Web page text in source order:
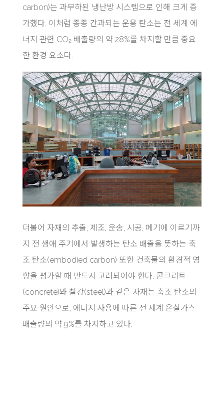
carbon)는 과부하된 냉난방 시스템으로 인해 크게 증
가했다. 이처럼 종종 간과되는 운용 탄소는 전 세계 에
너지 관련 CO₂ 배출량의 약 28%를 차지할 만큼 중요
한 환경 요소다.
더불어 자재의 추출, 제조, 운송, 시공, 폐기에 이르기까
지 전 생애 주기에서 발생하는 탄소 배출을 뜻하는 축
조 탄소(embodied carbon) 또한 건축물의 환경적 영
향을 평가할 때 반드시 고려되어야 한다. 콘크리트
(concrete)와 철강(steel)과 같은 자재는 축조 탄소의
주요 원인으로, 에너지 사용에 따른 전 세계 온실가스
배출량의 약 9%를 차지하고 있다.